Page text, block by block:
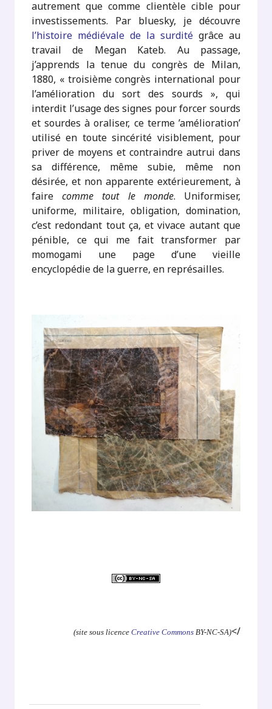
autrement que comme clientèle cible pour
investissements. Par bluesky, je découvre
l’histoire médiévale de la surditégrâce au
travail de Megan Kateb. Au passage,
j’apprends la tenue du congrès de Milan,
1880, « troisième congrès international pour
l’amélioration du sort des sourds », qui
interdit l’usage des signes pour forcer sourds
et sourdes à oraliser, ce terme ’amélioration’
utilisé en toute sincérité visiblement, pour
priver de moyens et contraindre autrui dans
sa différence, même subie, même non
désirée, et non apparente extérieurement, à
fairecomme tout le monde. Uniformiser,
uniforme, militaire, obligation, domination,
c’est redondant tout ça, et vivace autant que
pénible, ce qui me fait transformer par
momogami une page d’une vieille
encyclopédie de la guerre, en représailles.
(site sous licence Creative CommonsBY-NC-SA)</